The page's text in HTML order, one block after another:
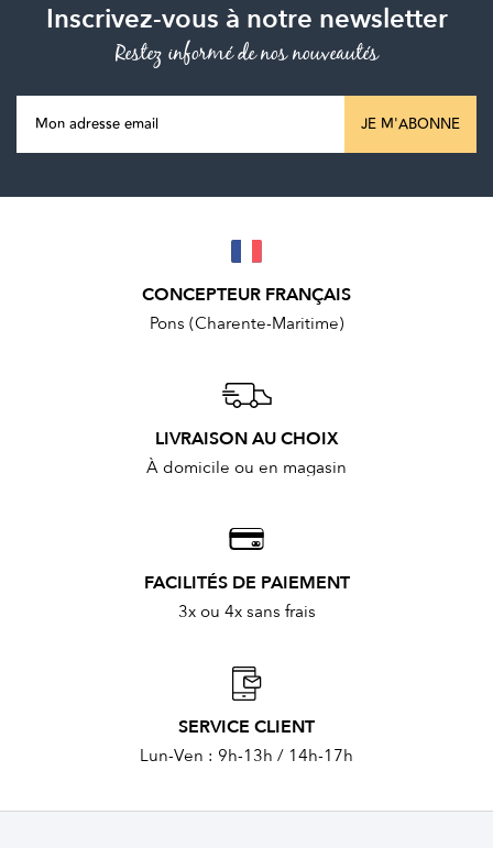
Inscrivez-vous à notre newsletter
Restez informé de nos nouveautés
JE M'ABONNE
CONCEPTEUR FRANÇAIS
Pons (Charente-Maritime)
LIVRAISON AU CHOIX
À domicile ou en magasin
FACILITÉS DE PAIEMENT
3x ou 4x sans frais
SERVICE CLIENT
Lun-Ven : 9h-13h / 14h-17h